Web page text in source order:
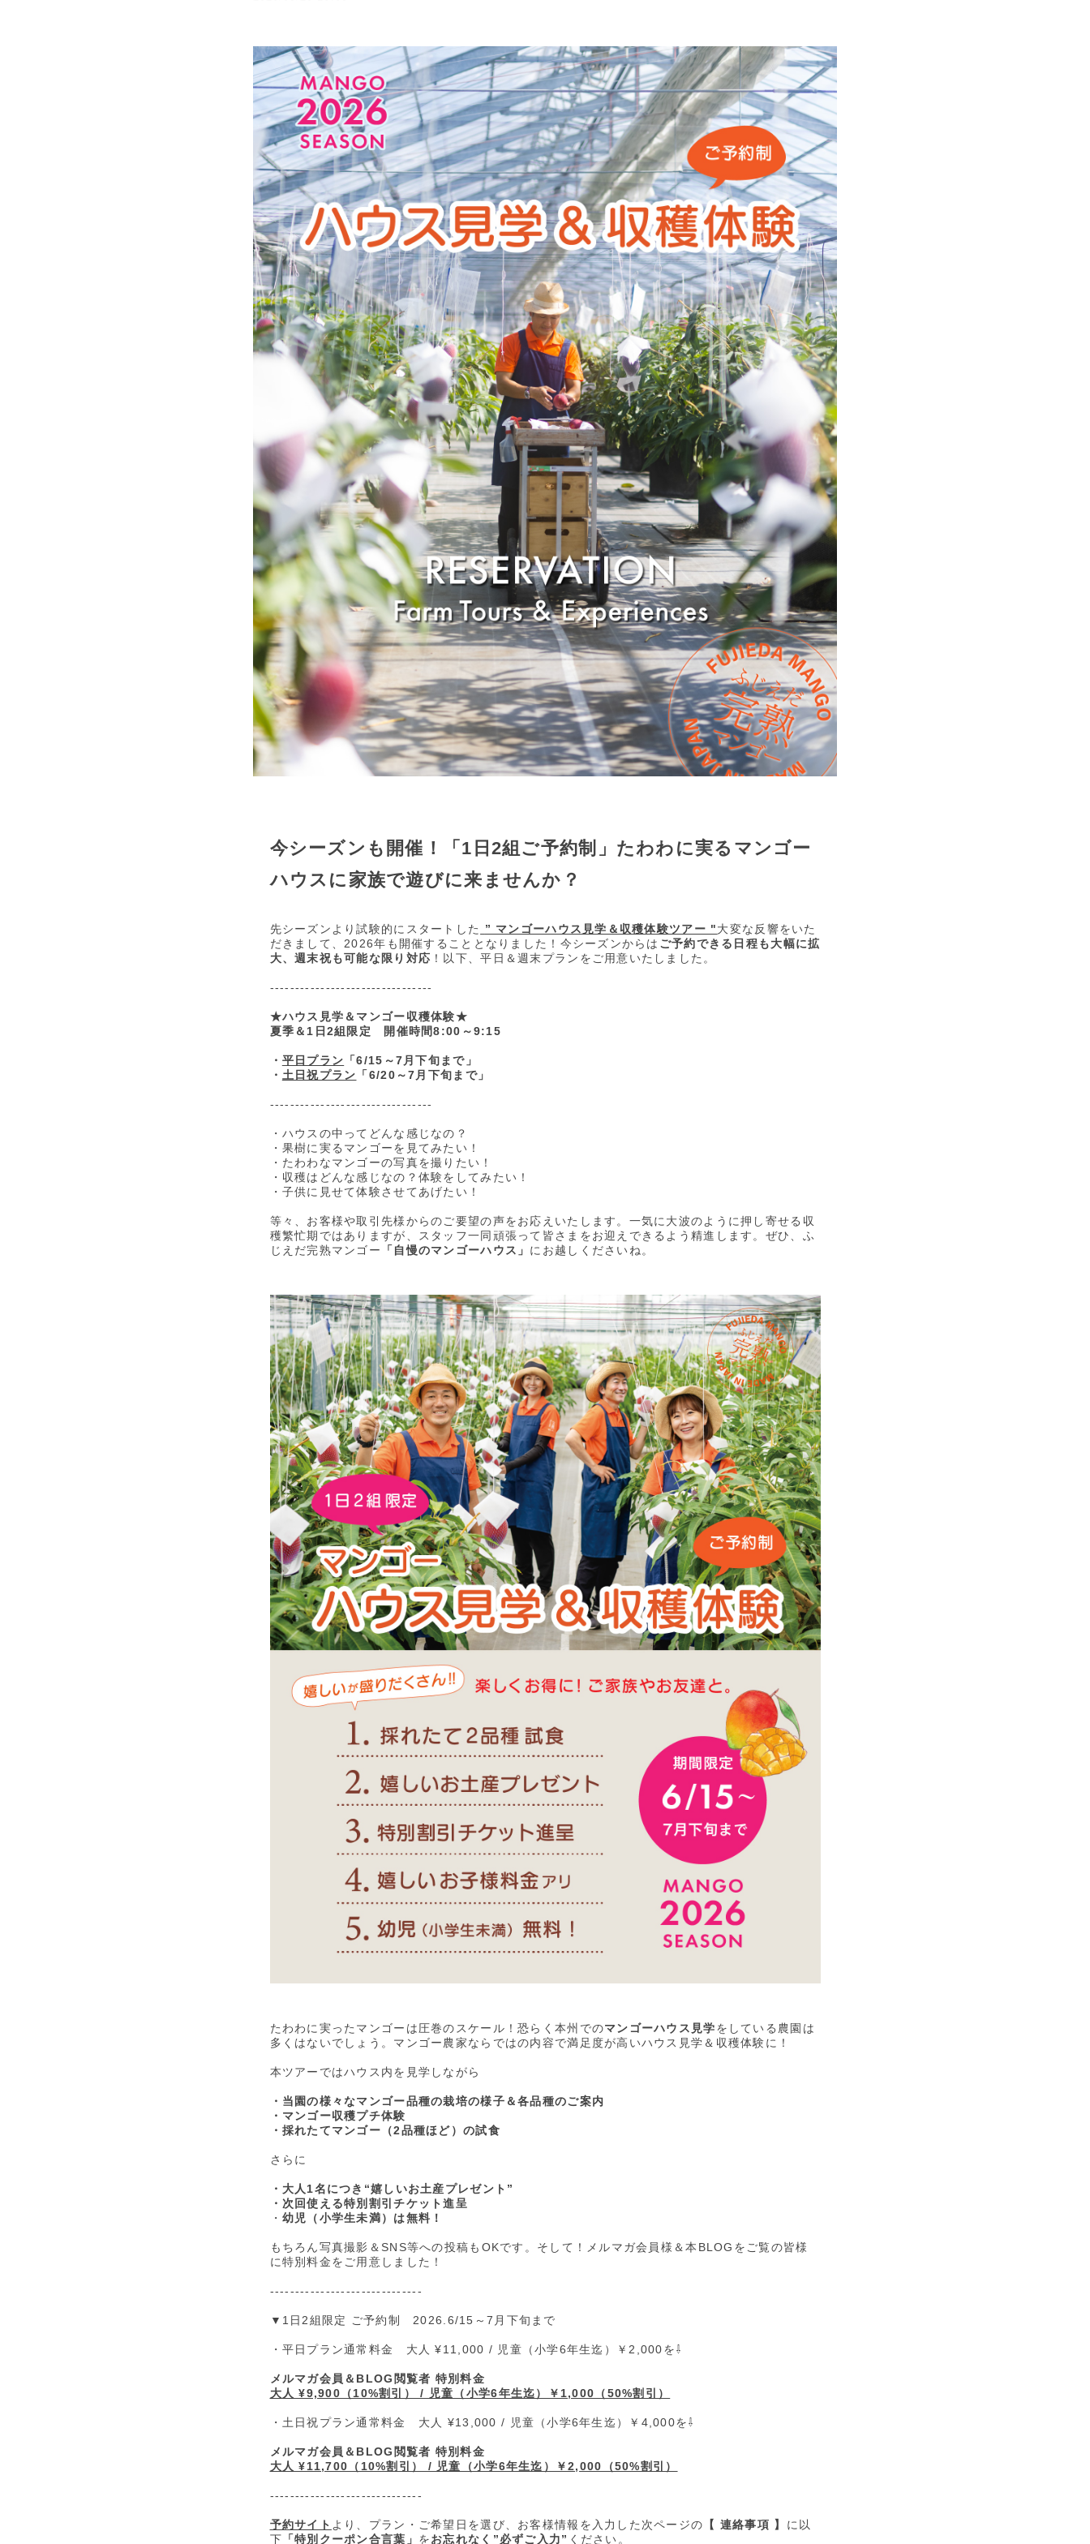
今シーズンも開催！「1日2組ご予約制」たわわに実るマンゴー
ハウスに家族で遊びに来ませんか？
先シーズンより試験的にスタートした ” マンゴーハウス見学＆収穫体験ツアー "大変な反響をいた
だきまして、2026年も開催することとなりました！今シーズンからは ご予約できる日程も大幅に拡
大、週末祝も可能な限り対応 ！以下、平日＆週末プランをご用意いたしました。
--------------------------------
★ハウス見学＆マンゴー収穫体験★
夏季＆1日2組限定 開催時間8:00～9:15
・ 平日プラン 「6/15～7月下旬まで」
・ 土日祝プラン 「6/20～7月下旬まで」
--------------------------------
・ハウスの中ってどんな感じなの？
・果樹に実るマンゴーを見てみたい！
・たわわなマンゴーの写真を撮りたい！
・収穫はどんな感じなの？体験をしてみたい！
・子供に見せて体験させてあげたい！
等々、お客様や取引先様からのご要望の声をお応えいたします。一気に大波のように押し寄せる収
穫繁忙期ではありますが、スタッフ一同頑張って皆さまをお迎えできるよう精進します。ぜひ、ふ
じえだ完熟マンゴー
「自慢のマンゴーハウス」 にお越しくださいね。
たわわに実ったマンゴーは圧巻のスケール！恐らく本州でのマンゴーハウス見学をしている農園は
多くはないでしょう。マンゴー農家ならではの内容で満足度が高いハウス見学＆収穫体験に！
本ツアーではハウス内を見学しながら
・当園の様々なマンゴー品種の栽培の様子＆各品種のご案内
・マンゴー収穫プチ体験
・採れたてマンゴー（2品種ほど）の試食
さらに
・大人1名につき“嬉しいお土産プレゼント”
・次回使える特別割引チケット進呈
・ 幼児（小学生未満）は無料！
もちろん写真撮影＆SNS等への投稿もOKです。そして！メルマガ会員様＆本BLOGをご覧の皆様
に特別料金をご用意しました！
------------------------------
▼1日2組限定 ご予約制 2026.6/15～7月下旬まで
・平日プラン通常料金 大人 ¥11,000 / 児童（小学6年生迄）￥2,000を⇩
メルマガ会員＆BLOG閲覧者 特別料金
大人 ¥9,900（10%割引） / 児童（小学6年生迄）￥1,000（50%割引）
・土日祝プラン通常料金 大人 ¥13,000 / 児童（小学6年生迄）￥4,000を⇩
メルマガ会員＆BLOG閲覧者 特別料金
大人 ¥11,700（10%割引） / 児童（小学6年生迄）￥2,000（50%割引）
------------------------------
予約サイト より、プラン・ご希望日を選び、お客様情報を入力した次ページの 【 連絡事項 】 に以
下 「特別クーポン合言葉」 をお忘れなく”必ずご入力” ください。